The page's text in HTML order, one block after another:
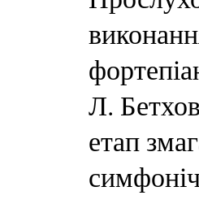
Л.
етап